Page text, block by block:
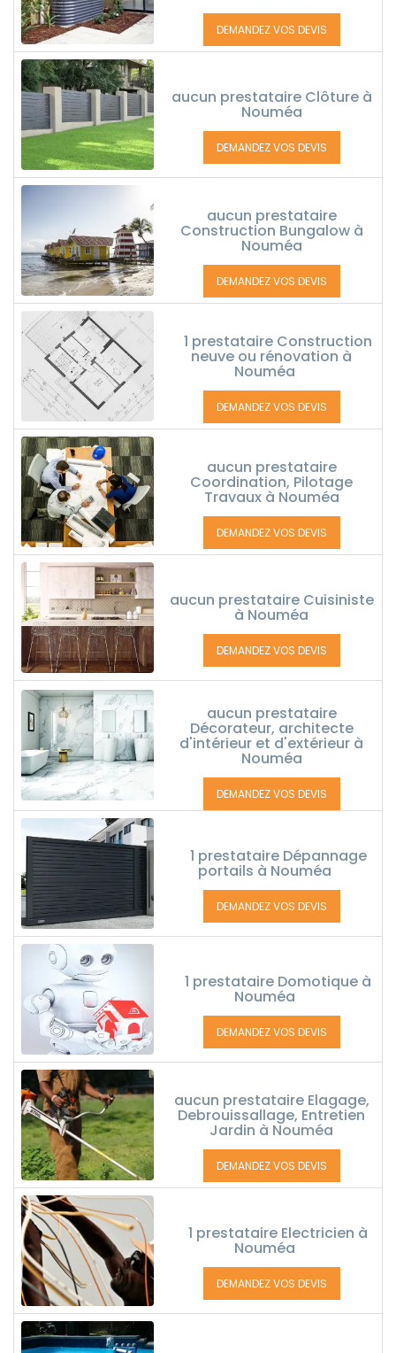
DEMANDEZ VOS DEVIS
aucun prestataire Clôture à
Nouméa
DEMANDEZ VOS DEVIS
aucun prestataire
Construction Bungalow à
Nouméa
DEMANDEZ VOS DEVIS
1 prestataire Construction
neuve ou rénovation à
Nouméa
DEMANDEZ VOS DEVIS
aucun prestataire
Coordination, Pilotage
Travaux à Nouméa
DEMANDEZ VOS DEVIS
aucun prestataire Cuisiniste
à Nouméa
DEMANDEZ VOS DEVIS
aucun prestataire
Décorateur, architecte
d'intérieur et d'extérieur à
Nouméa
DEMANDEZ VOS DEVIS
1 prestataire Dépannage
portails à Nouméa
DEMANDEZ VOS DEVIS
1 prestataire Domotique à
Nouméa
DEMANDEZ VOS DEVIS
aucun prestataire Elagage,
Debrouissallage, Entretien
Jardin à Nouméa
DEMANDEZ VOS DEVIS
1 prestataire Electricien à
Nouméa
DEMANDEZ VOS DEVIS